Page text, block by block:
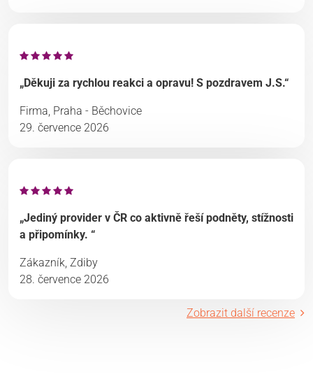
„Děkuji za rychlou reakci a opravu! S pozdravem J.S.“
Firma, Praha - Běchovice
29. července 2026
„Jediný provider v ČR co aktivně řeší podněty, stížnosti
a připomínky. “
Zákazník, Zdiby
28. července 2026
Zobrazit další recenze